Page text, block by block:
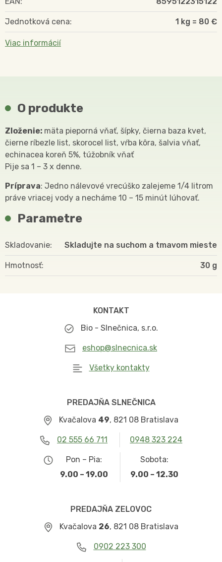
Jednotková cena: 1 kg = 80 €
Viac informácií
O produkte
Zloženie: mäta pieporná vňať, šípky, čierna baza kvet,
čierne ríbezle list, skorocel list, vŕba kôra, šalvia vňať,
echinacea koreň 5%, túžobník vňať
Pije sa 1 – 3 x denne.
Príprava: Jedno nálevové vrecúško zalejeme 1/4 litrom
práve vriacej vody a necháme 10 – 15 minút lúhovať.
Parametre
Skladovanie Skladujte na suchom a tmavom mieste
Hmotnosť 30
KONTAKT
Bio - Slnečnica, s.r.o.
eshop@slnecnica.sk
Všetky kontakty
PREDAJŇA SLNEČNICA
Kvačalova 49, 821 08 Bratislava
02 555 66 711 0948 323 224
Pon – Pia:
9.00 – 19.00
Sobota:
9.00 – 12.30
PREDAJŇA ZELOVOC
Kvačalova 26, 821 08 Bratislava
0902 223 300